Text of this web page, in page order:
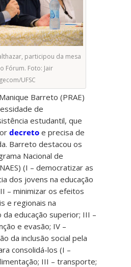
participou da mesa
Fórum. Foto: Jair
UFSC
Barreto (PRAE)
de
estudantil, que
decreto e precisa de
Barreto destacou os
Nacional de
(I – democratizar as
dos jovens na educação
– minimizar os efeitos
e regionais na
da educação superior; III –
e evasão; IV –
da inclusão social pela
consolidá-los (I –
III – transporte;